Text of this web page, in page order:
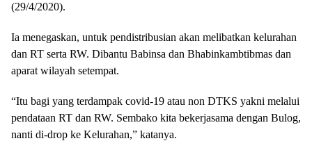
(29/4/2020).
Ia menegaskan, untuk pendistribusian akan melibatkan kelurahan
dan RT serta RW. Dibantu Babinsa dan Bhabinkambtibmas dan
aparat wilayah setempat.
“Itu bagi yang terdampak covid-19 atau non DTKS yakni melalui
pendataan RT dan RW. Sembako kita bekerjasama dengan Bulog,
nanti di-drop ke Kelurahan,” katanya.